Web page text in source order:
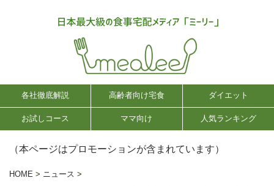
各社徹底解説 高齢者向け宅食 ダイエット
お試しコース ママ向け 人気ランキング
（本ページはプロモーションが含まれています）
HOME > ニュース >